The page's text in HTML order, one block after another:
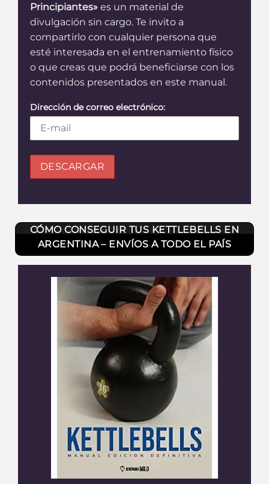
Principiantes» es un material de
divulgación sin cargo. Te invito a
compartirlo con cualquier persona que
esté interesada en el entrenamiento físico
o que creas que podrá beneficiarse con los
contenidos presentados en este manual.
Dirección de correo electrónico:
CÓMO CONSEGUIR TUS KETTLEBELLS EN
ARGENTINA – ENVÍOS A TODO EL PAÍS